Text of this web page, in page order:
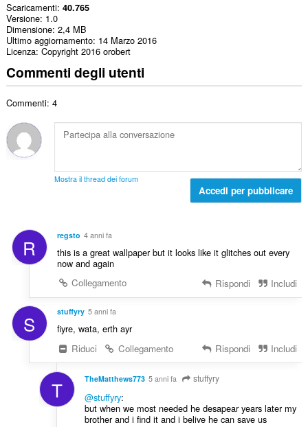
Scaricamenti 40.765
Versione 1.0
Dimensione 2,4 MB
Ultimo aggiornamento 14 Marzo 2016
Licenza Copyright 2016 orobert
Commenti degli utenti
Commenti: 4
Mostra il thread dei forum
Accedi per pubblicare
R regsto 4 anni fa
this is a great wallpaper but it looks like it glitches out every
now and again
Collegamento
Rispondi Includi
S stuffyry 5 anni fa
fiyre, wata, erth ayr
Riduci
Collegamento Rispondi Includi
T TheMatthews773 5 anni fa stuffyry
@stuffyry:
but when we most needed he desapear years later my
brother and i find it and i belive he can save us